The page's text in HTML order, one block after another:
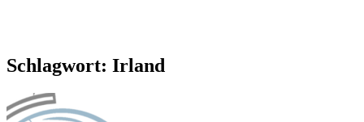
Schlagwort: Irland